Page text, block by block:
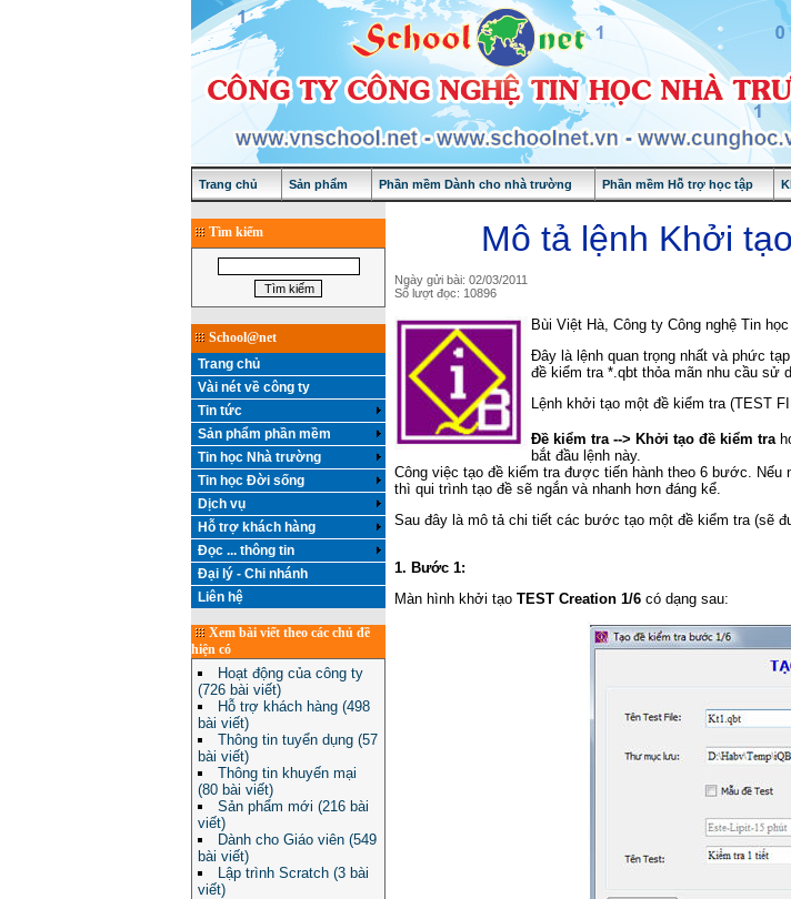
Trang chủ Sản phẩm Phần mềm Dành cho nhà trường Phần mềm Hỗ trợ học tập
Tìm kiếm
School@net
Trang chủ
Vài nét về công ty
Tin tức
Sản phẩm phần mềm
Tin học Nhà trường
Tin học Đời sống
Dịch vụ
Hỗ trợ khách hàng
Đọc ... thông tin
Đại lý - Chi nhánh
Liên hệ
Xem bài viết theo các chủ đề
hiện có
Hoạt động của công ty
(726 bài viết)
Hỗ trợ khách hàng (498
bài viết)
Thông tin tuyển dụng (57
bài viết)
Thông tin khuyến mại
(80 bài viết)
Sản phẩm mới (216 bài
viết)
Dành cho Giáo viên (549
bài viết)
Lập trình Scratch (3 bài
viết)
Mô tả lệnh Khởi
Ngày gửi bài: 02/03/2011
Số lượt đọc: 10896
Bùi Việt Hà, Công ty Công nghệ Tin
Đây là lệnh quan trọng nhất và phức
đề kiểm tra *.qbt thỏa mãn nhu cầu sử
Lệnh khởi tạo một đề kiểm tra (TEST
Đề kiểm tra --> Khởi tạo đề kiểm tra
bắt đầu lệnh này.
Công việc tạo đề kiểm tra được tiến hành theo 6 bước.
thì qui trình tạo đề sẽ ngắn và nhanh hơn đáng kể.
Sau đây là mô tả chi tiết các bước tạo một đề kiểm tra (sẽ
1. Bước 1:
Màn hình khởi tạo TEST Creation 1/6 có dạng sau: